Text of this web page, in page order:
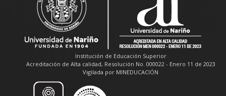
Institución de Educación Superior
Acreditación de Alta calidad, Resolución No. 000022 - Enero 11 de 2023
Vigilada por MINEDUCACIÓN